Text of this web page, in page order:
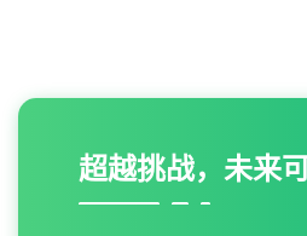
超越挑战，未来